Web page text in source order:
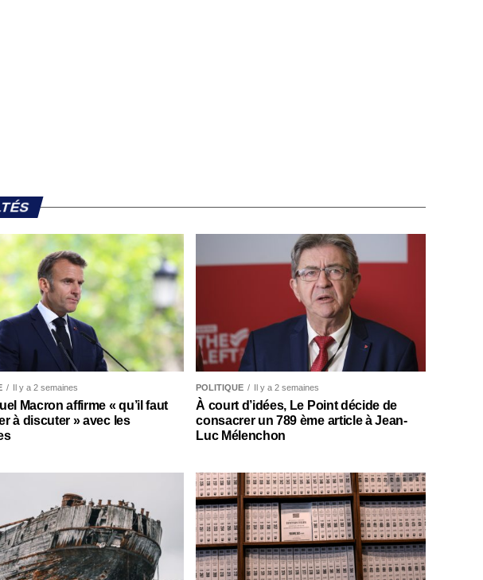
Il y a 2 semaines
Macron affirme « qu’il faut
à discuter » avec les
POLITIQUE Il y a 2 semaines
À court d’idées, Le Point décide de
consacrer un 789 ème article à Jean-
Luc Mélenchon